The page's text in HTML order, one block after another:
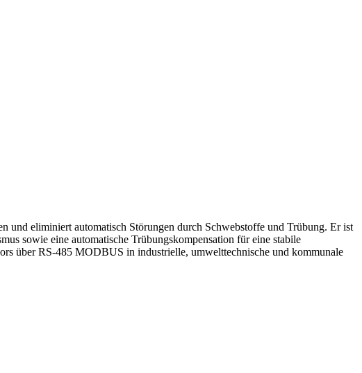
und eliminiert automatisch Störungen durch Schwebstoffe und Trübung. Er ist
sowie eine automatische Trübungskompensation für eine stabile
über RS-485 MODBUS in industrielle, umwelttechnische und kommunale